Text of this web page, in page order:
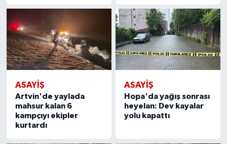
ASAYIŞ
Artvin'de yaylada
mahsur kalan 6
kampçıyı ekipler
kurtardı
ASAYIŞ
Hopa'da yağış sonrası
heyelan: Dev kayalar
yolu kapattı